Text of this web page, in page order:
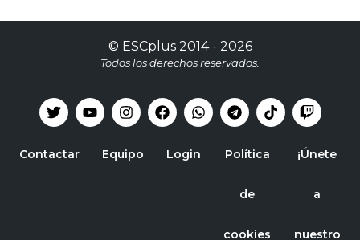
© ESCplus2014 - 2026
Todos los derechos reservados.
Contactar Equipo Login Política
de
cookies
¡Únete
a
nuestro